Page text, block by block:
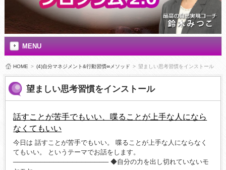
MENU
HOME > (4)自分マネジメント&行動習慣∞メソッド > 望ましい思考習慣をインストール
望ましい思考習慣をインストール
話すことが苦手でもいい、喋ることが上手な人になら
なくてもいい
今日は 話すことが苦手でもいい。 喋ることが上手な人にならなく
てもいい。 というテーマでお話をします。
───────────────────── ◆自分の力を出し切れていないモ